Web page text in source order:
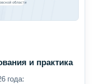
и практика
года: